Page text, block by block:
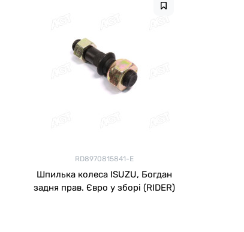
RD8970815841-E
Шпилька колеса ISUZU, Богдан
задня прав. Євро у зборі (RIDER)